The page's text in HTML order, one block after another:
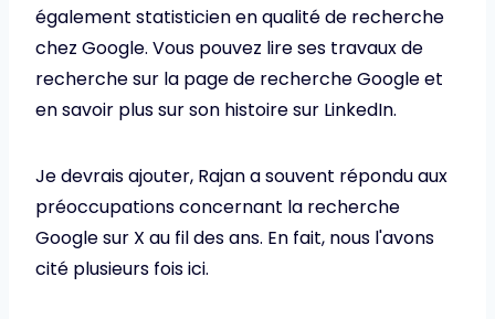
également statisticien en qualité de recherche
chez Google. Vous pouvez lire ses travaux de
recherche sur la page de recherche Google et
en savoir plus sur son histoire sur LinkedIn.
Je devrais ajouter, Rajan a souvent répondu aux
préoccupations concernant la recherche
Google sur X au fil des ans. En fait, nous l'avons
cité plusieurs fois ici.